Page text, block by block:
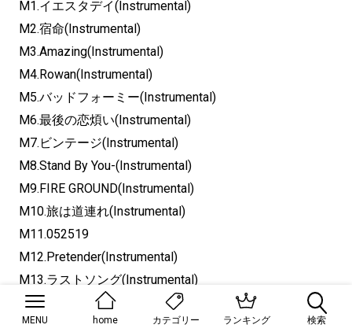
M1.イエスタデイ(Instrumental)
M2.宿命(Instrumental)
M3.Amazing(Instrumental)
M4.Rowan(Instrumental)
M5.バッドフォーミー(Instrumental)
M6.最後の恋煩い(Instrumental)
M7.ビンテージ(Instrumental)
M8.Stand By You-(Instrumental)
M9.FIRE GROUND(Instrumental)
M10.旅は道連れ(Instrumental)
M11.052519
M12.Pretender(Instrumental)
M13.ラストソング(Instrumental)
M14.Travelers(Instrumental)
MENU home カテゴリー ランキング 検索